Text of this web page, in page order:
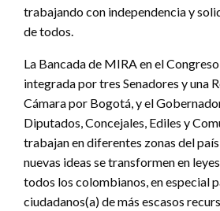
trabajando con independencia y
de todos.
La Bancada de MIRA en el
integrada por tres Senadores y una
Cámara por Bogotá, y el
Diputados, Concejales, Ediles y
trabajan en diferentes zonas del
nuevas ideas se transformen en
todos los colombianos, en especial
ciudadanos(a) de más escasos